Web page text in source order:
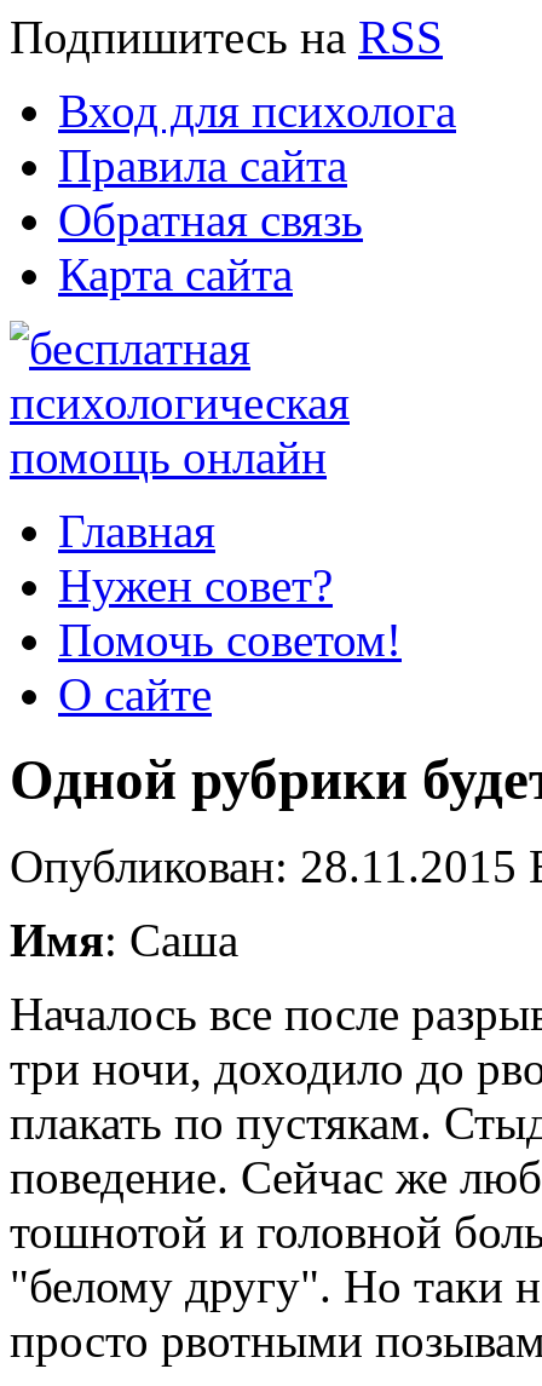
Подпишитесь на RSS
Вход для психолога
Правила сайта
Обратная связь
Карта сайта
Главная
Нужен совет?
Помочь советом!
О сайте
Одной рубрики
Опубликован: 28.11.2015
Имя: Саша
Началось все после
три ночи, доходило до
плакать по пустякам.
поведение. Сейчас же
тошнотой и головной
"белому другу". Но таки
просто рвотными